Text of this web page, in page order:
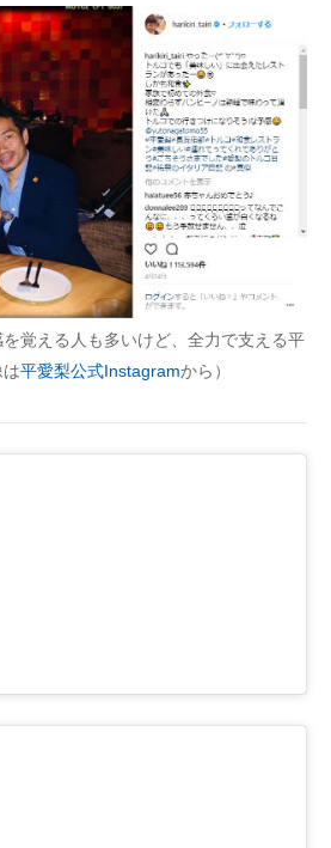
覚える人も多いけど、全力で支える平
平愛梨公式Instagramから）